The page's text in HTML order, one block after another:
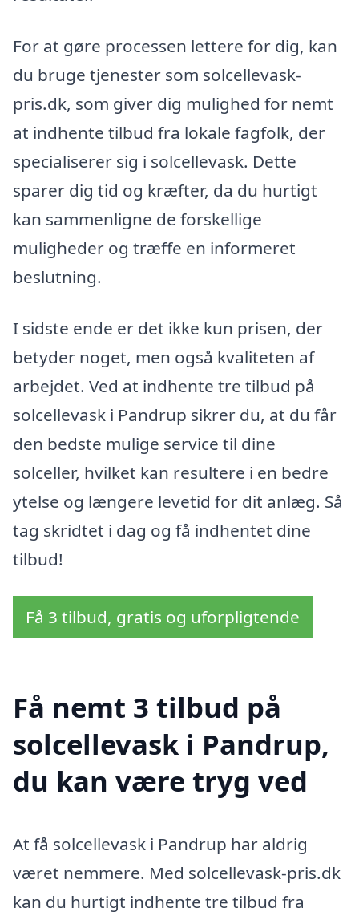
For at gøre processen lettere for dig, kan
du bruge tjenester som solcellevask-
pris.dk, som giver dig mulighed for nemt
at indhente tilbud fra lokale fagfolk, der
specialiserer sig i solcellevask. Dette
sparer dig tid og kræfter, da du hurtigt
kan sammenligne de forskellige
muligheder og træffe en informeret
beslutning.
I sidste ende er det ikke kun prisen, der
betyder noget, men også kvaliteten af
arbejdet. Ved at indhente tre tilbud på
solcellevask i Pandrup sikrer du, at du får
den bedste mulige service til dine
solceller, hvilket kan resultere i en bedre
ytelse og længere levetid for dit anlæg. Så
tag skridtet i dag og få indhentet dine
tilbud!
Få 3 tilbud, gratis og uforpligtende
Få nemt 3 tilbud på
solcellevask i Pandrup,
du kan være tryg ved
At få solcellevask i Pandrup har aldrig
været nemmere. Med solcellevask-pris.dk
kan du hurtigt indhente tre tilbud fra